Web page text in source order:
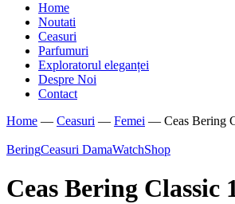
Home
Noutati
Ceasuri
Parfumuri
Exploratorul eleganței
Despre Noi
Contact
Home — Ceasuri — Femei — Ceas Bering
BeringCeasuri DamaWatchShop
Ceas Bering Classic